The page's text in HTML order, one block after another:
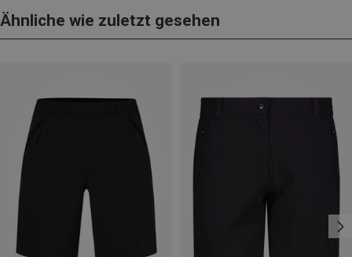
Ähnliche wie zuletzt gesehen